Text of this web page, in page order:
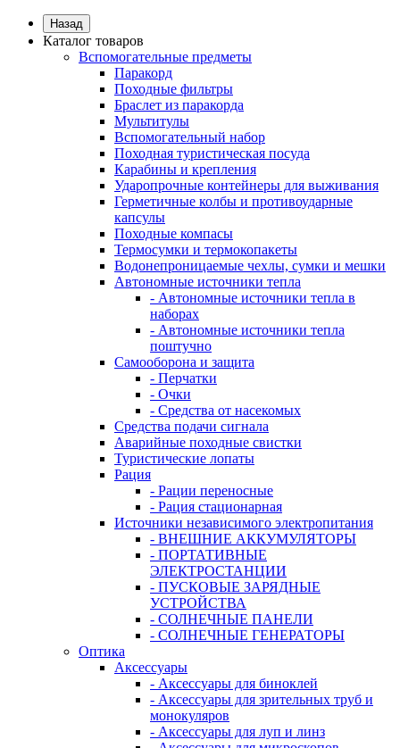
Назад
Каталог товаров
Вспомогательные предметы
Паракорд
Походные фильтры
Браслет из паракорда
Мультитулы
Вспомогательный набор
Походная туристическая посуда
Карабины и крепления
Ударопрочные контейнеры для выживания
Герметичные колбы и противоударные
капсулы
Походные компасы
Термосумки и термокопакеты
Водонепроницаемые чехлы, сумки и мешки
Автономные источники тепла
- Автономные источники тепла в
наборах
- Автономные источники тепла
поштучно
Самооборона и защита
- Перчатки
- Очки
- Средства от насекомых
Средства подачи сигнала
Аварийные походные свистки
Туристические лопаты
Рация
- Рации переносные
- Рация стационарная
Источники независимого электропитания
- ВНЕШНИЕ АККУМУЛЯТОРЫ
- ПОРТАТИВНЫЕ
ЭЛЕКТРОСТАНЦИИ
- ПУСКОВЫЕ ЗАРЯДНЫЕ
УСТРОЙСТВА
- СОЛНЕЧНЫЕ ПАНЕЛИ
- СОЛНЕЧНЫЕ ГЕНЕРАТОРЫ
Оптика
Аксессуары
- Аксессуары для биноклей
- Аксессуары для зрительных труб и
монокуляров
- Аксессуары для луп и линз